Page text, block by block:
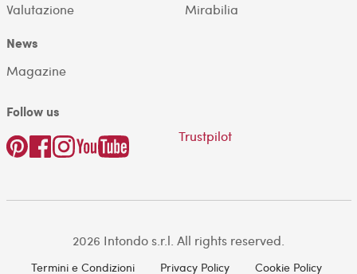
Valutazione
Mirabilia
News
Magazine
Follow us
Trustpilot
2026 Intondo s.r.l. All rights reserved.
Termini e Condizioni Privacy Policy Cookie Policy